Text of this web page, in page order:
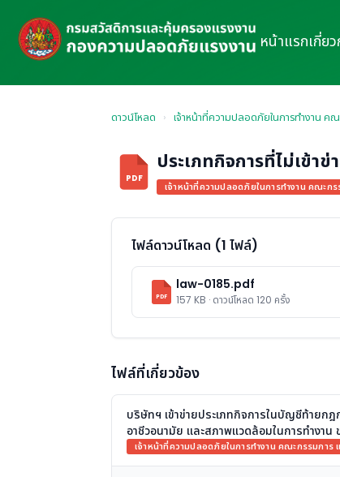
หน้าแรกเกี่ย
ดาวน์โหลด › เจ้าหน้าที่ความปลอดภัยในการทำงาน
PDF
ประเภทกิจการที่ไม่เข้
เจ้าหน้าที่ความปลอดภัยในการทำงาน คณะก
ไฟล์ดาวน์โหลด (1 ไฟล์)
PDF
law-0185.pdf
157 KB · ดาวน์โหลด 120 ครั้ง
ไฟล์ที่เกี่ยวข้อง
บริษัทฯ เข้าข่ายประเภทกิจการในบัญชีท้ายก
อาชีวอนามัย และสภาพแวดล้อมในการทำงา
เจ้าหน้าที่ความปลอดภัยในการทำงาน คณะกรรมการ